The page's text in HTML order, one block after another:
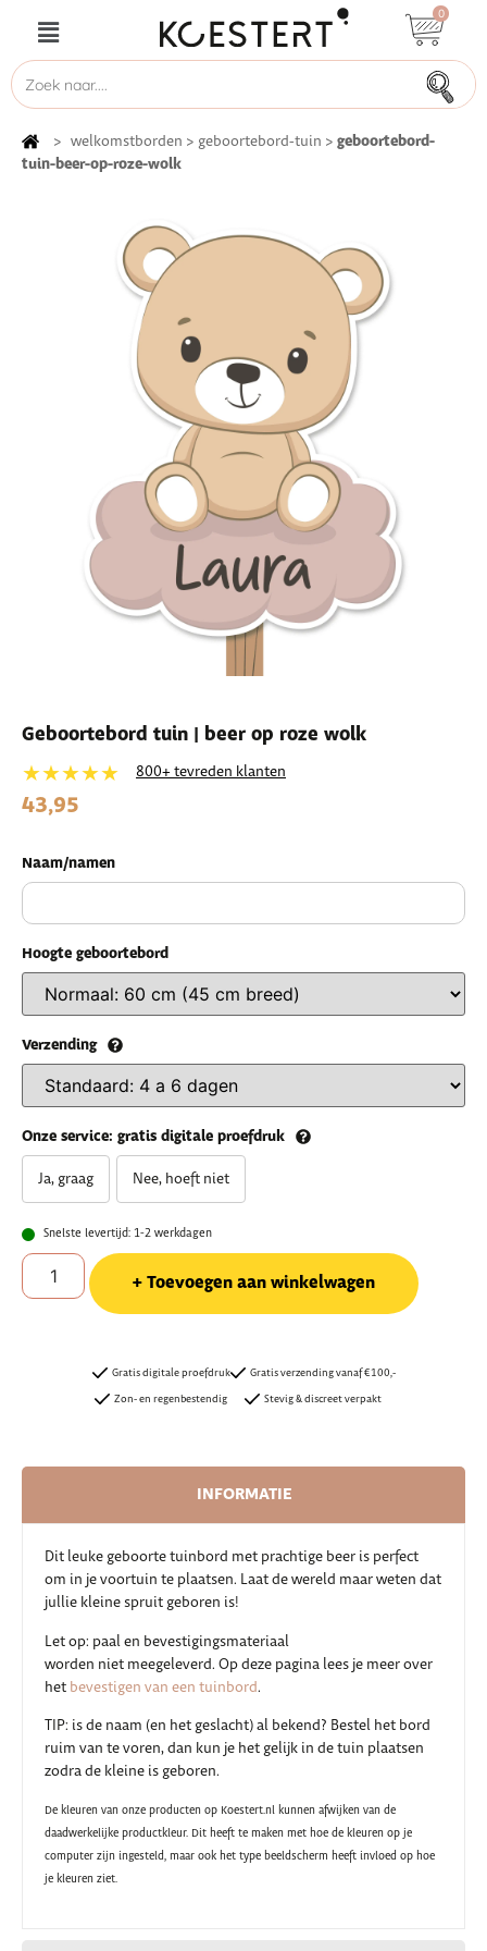
0
> welkomstborden > geboortebord-tuin > geboortebord-
tuin-beer-op-roze-wolk
Geboortebord tuin | beer op roze wolk
★★★★★ 800+ tevreden klanten
43,95
Naam/namen
Hoogte geboortebord
Verzending
Onze service: gratis digitale proefdruk
Ja, graag Nee, hoeft niet
Snelste levertijd: 1-2 werkdagen
Toevoegen aan winkelwagen
Gratis digitale proefdruk
Zon- en regenbestendig
Gratis verzending vanaf €100,-
Stevig & discreet verpakt
INFORMATIE
Dit leuke geboorte tuinbord met prachtige beer is perfect
om in je voortuin te plaatsen. Laat de wereld maar weten dat
jullie kleine spruit geboren is!
Let op: paal en bevestigingsmateriaal
worden niet meegeleverd. Op deze pagina lees je meer over
het bevestigen van een tuinbord.
TIP: is de naam (en het geslacht) al bekend? Bestel het bord
ruim van te voren, dan kun je het gelijk in de tuin plaatsen
zodra de kleine is geboren.
De kleuren van onze producten op Koestert.nl kunnen afwijken van de
daadwerkelijke productkleur. Dit heeft te maken met hoe de kleuren op je
computer zijn ingesteld, maar ook het type beeldscherm heeft invloed op hoe
je kleuren ziet.